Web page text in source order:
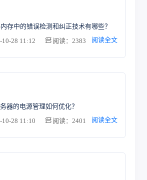
存中的错误检测和纠正技术有哪些？
28 11:12
阅读：2383 阅读全文
器的电源管理如何优化？
28 11:10
阅读：2401 阅读全文